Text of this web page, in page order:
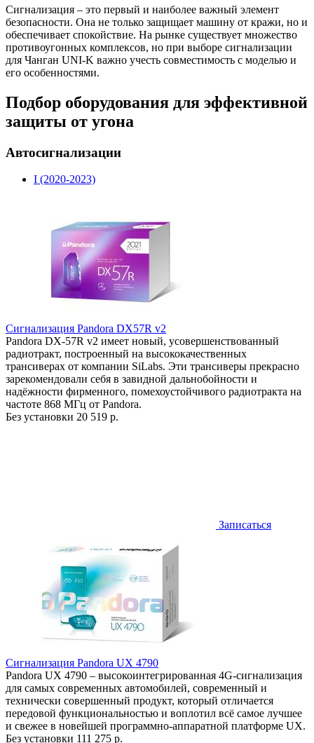
Сигнализация – это первый и наиболее важный элемент
безопасности. Она не только защищает машину от кражи, но и
обеспечивает спокойствие. На рынке существует множество
противоугонных комплексов, но при выборе сигнализации
для Чанган UNI-K важно учесть совместимость с моделью и
его особенностями.
Подбор оборудования для эффективной
защиты от угона
Автосигнализации
I (2020-2023)
Сигнализация Pandora DX57R v2
Pandora DX-57R v2 имеет новый, усовершенствованный
радиотракт, построенный на высококачественных
трансиверах от компании SiLabs. Эти трансиверы прекрасно
зарекомендовали себя в завидной дальнобойности и
надёжности фирменного, помехоустойчивого радиотракта на
частоте 868 МГц от Pandora.
Без установки 20 519 р.
Записаться
Сигнализация Pandora UX 4790
Pandora UX 4790 – высокоинтегрированная 4G-сигнализация
для самых современных автомобилей, современный и
технически совершенный продукт, который отличается
передовой функциональностью и воплотил всё самое лучшее
и свежее в новейшей программно-аппаратной платформе UX.
Без установки 111 275 р.